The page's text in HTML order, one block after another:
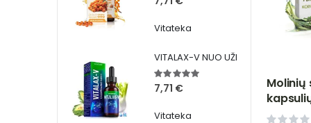
Molinių
Vitateka
Įvertinimas:
100%
7,71 €
Vitateka